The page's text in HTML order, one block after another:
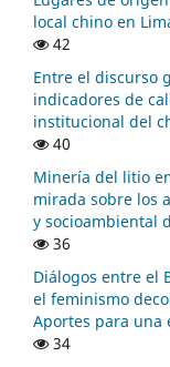
local chino en
42
Entre el discurso
indicadores de
institucional del
40
Minería del litio
mirada sobre los
y socioambiental
36
Diálogos entre el
el feminismo
Aportes para una
34